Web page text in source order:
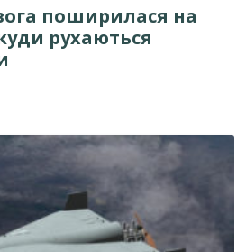
поширилася на
рухаються